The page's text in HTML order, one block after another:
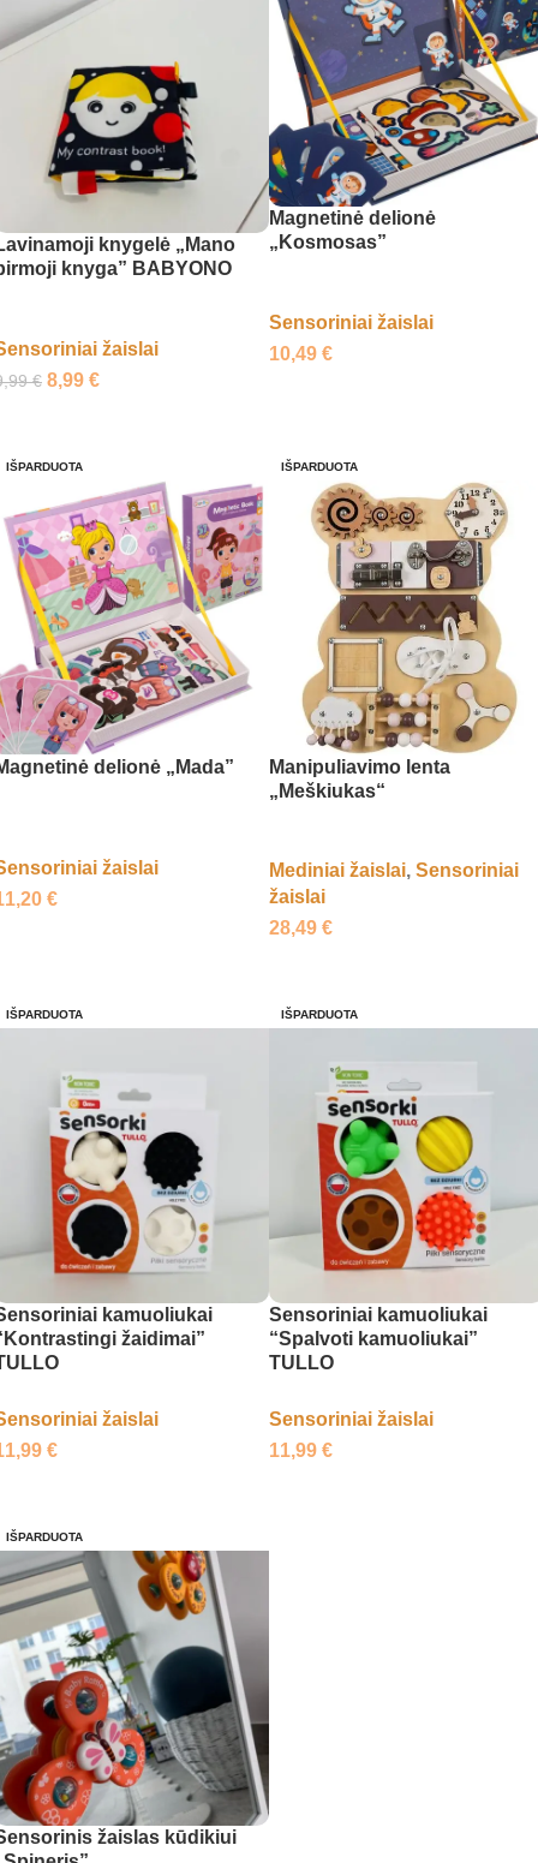
knygelė „Mano
knyga” BABYONO
žaislai
€ 8,99 €
Magnetinė delionė
„Kosmosas”
Sensoriniai žaislai
10,49 €
IŠPARDUOTA
delionė „Mada”
žaislai
€
IŠPARDUOTA
Manipuliavimo lenta
„Meškiukas“
Mediniai žaislai, Sensoriniai
žaislai
28,49 €
IŠPARDUOTA
kamuoliukai
žaidimai”
žaislai
€
IŠPARDUOTA
Sensoriniai kamuoliukai
“Spalvoti kamuoliukai”
TULLO
Sensoriniai žaislai
11,99 €
IŠPARDUOTA
žaislas kūdikiui